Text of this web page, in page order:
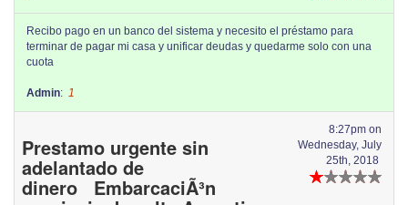
Recibo pago en un banco del sistema y necesito el préstamo para
terminar de pagar mi casa y unificar deudas y quedarme solo con una
cuota
Admin: 1
Prestamo urgente sin
adelantado de
dinero EmbarcaciÃ³n
8:27pm on
Wednesday, July
25th, 2018